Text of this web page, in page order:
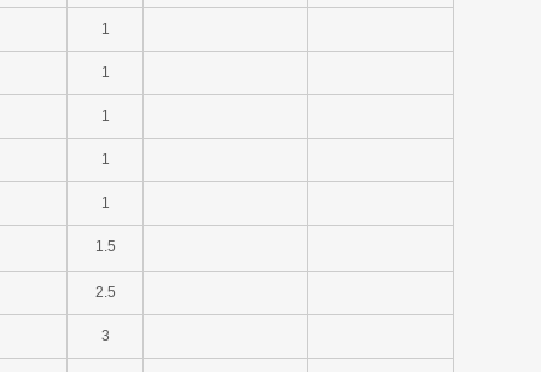
1
1
1
1
1
1.5
2.5
3